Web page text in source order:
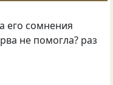
его сомнения
не помогла? раз